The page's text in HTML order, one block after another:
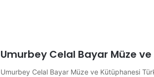
Umurbey Celal Bayar Müze
Umurbey Celal Bayar Müze ve Kütüphanesi